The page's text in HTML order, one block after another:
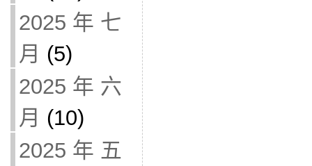
2025 年 七
月 (5)
2025 年 六
月 (10)
2025 年 五